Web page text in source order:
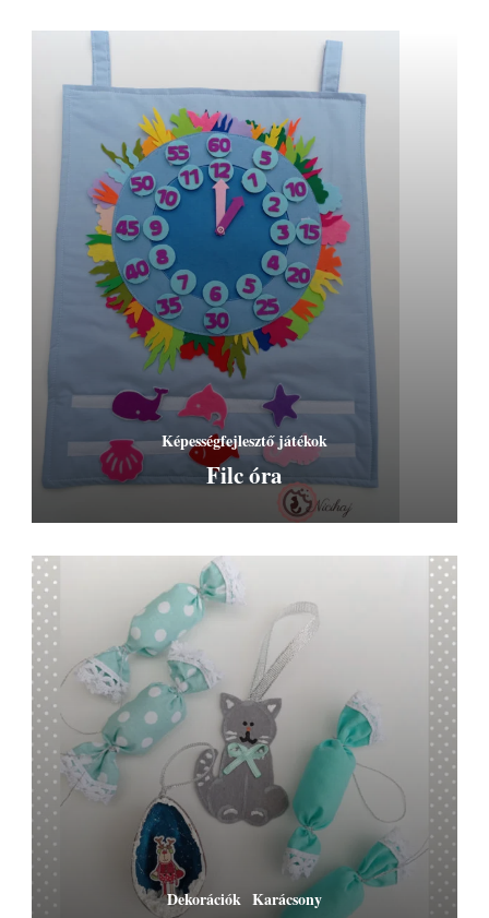
Képességfejlesztő játékok
Filc óra
Dekorációk Karácsony